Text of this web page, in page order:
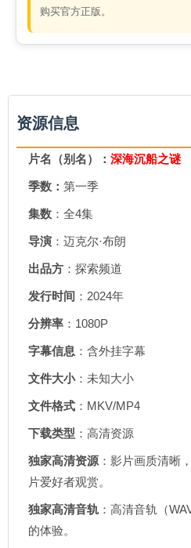
购买官方正版。
资源信息
片名（别名）： 深海沉船之谜
季数： 第一季
集数 ：全4集
导演 ：迈克尔·布朗
出品方 ：探索频道
发行时间 ：2024年
分辨率 ：1080P
字幕信息 ：含外挂字幕
文件大小：未知大小
文件格式 ：MKV/MP4
下载类型 ：高清资源
独家高清资源 ：影片画质清晰
片爱好者观赏。
独家高清音轨 ：高清音轨（
的体验。